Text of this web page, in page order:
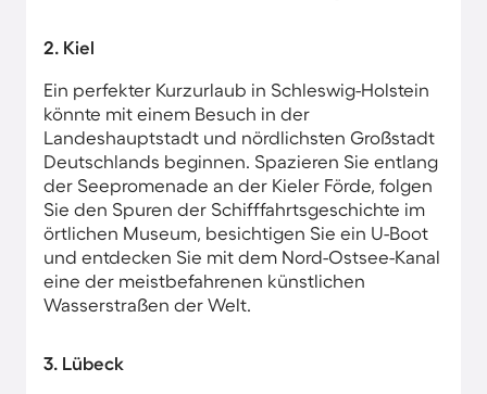
2. Kiel
Ein perfekter Kurzurlaub in Schleswig-Holstein
könnte mit einem Besuch in der
Landeshauptstadt und nördlichsten Großstadt
Deutschlands beginnen. Spazieren Sie entlang
der Seepromenade an der Kieler Förde, folgen
Sie den Spuren der Schifffahrtsgeschichte im
örtlichen Museum, besichtigen Sie ein U-Boot
und entdecken Sie mit dem Nord-Ostsee-Kanal
eine der meistbefahrenen künstlichen
Wasserstraßen der Welt.
3. Lübeck